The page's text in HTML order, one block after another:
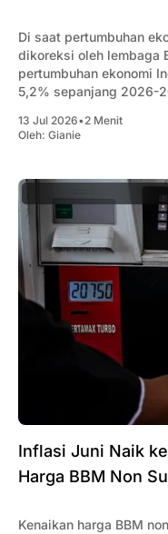
Di saat pertumbuhan
dikoreksi oleh lembaga
pertumbuhan ekonomi
5,2% sepanjang 2026-
13 Jul 2026•2 Menit
Oleh: Gianie
Inflasi Juni Naik
Harga BBM Non
Kenaikan harga BBM